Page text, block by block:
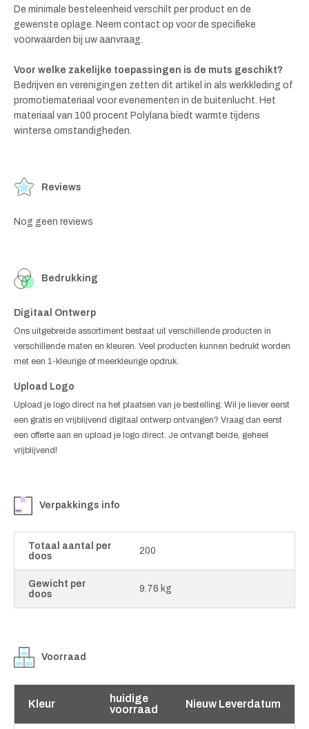
De minimale besteleenheid verschilt per product en de
gewenste oplage. Neem contact op voor de specifieke
voorwaarden bij uw aanvraag.
Voor welke zakelijke toepassingen is de muts geschikt?
Bedrijven en verenigingen zetten dit artikel in als werkkleding of
promotiemateriaal voor evenementen in de buitenlucht. Het
materiaal van 100 procent Polylana biedt warmte tijdens
winterse omstandigheden.
Reviews
Nog geen reviews
Bedrukking
Digitaal Ontwerp
Ons uitgebreide assortiment bestaat uit verschillende producten in
verschillende maten en kleuren. Veel producten kunnen bedrukt worden
met een 1-kleurige of meerkleurige opdruk.
Upload Logo
Upload je logo direct na het plaatsen van je bestelling. Wil je liever eerst
een gratis en vrijblijvend digitaal ontwerp ontvangen? Vraag dan eerst
een offerte aan en upload je logo direct. Je ontvangt beide, geheel
vrijblijvend!
Verpakkings info
Totaal aantal per
doos
200
Gewicht per
doos
9.76 kg
Voorraad
Kleur
huidige
voorraad
Nieuw Leverdatum